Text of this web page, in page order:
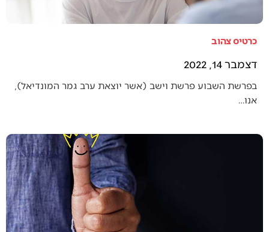
כרטיס צהוב
דצמבר 14, 2022
בפרשת השבוע פרשת וישב (אשר יוצאת ערב גמר המונדיאל),
אנו…